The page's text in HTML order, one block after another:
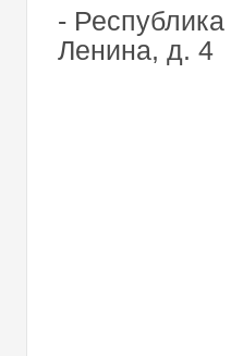
-
Ленина, д. 4